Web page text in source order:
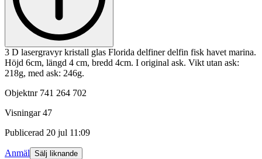
3 D lasergravyr kristall glas Florida delfiner delfin fisk havet marina.
Höjd 6cm, längd 4 cm, bredd 4cm. I original ask. Vikt utan ask:
218g, med ask: 246g.
Objektnr 741 264 702
Visningar 47
Publicerad 20 jul 11:09
Anmäl Sälj liknande